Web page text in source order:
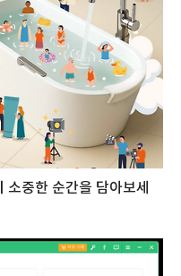
중한 순간을 담아보세